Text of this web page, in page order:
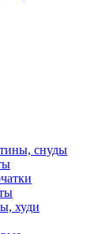
снуды
худи